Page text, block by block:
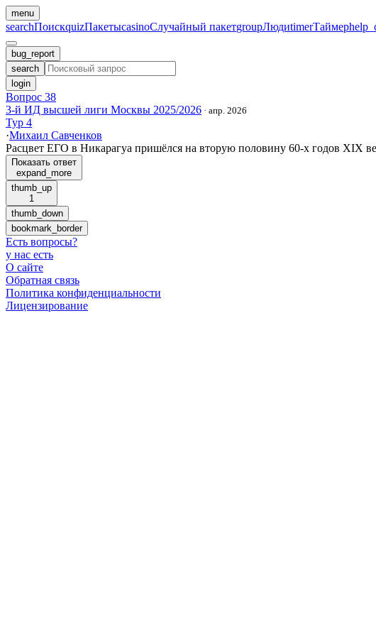
menu
searchПоискquizПакетыcasinoСлучайный пакетgroupЛюдиtimerТаймер
bug_report
search
login
Вопрос 38
3-й ИД высшей лиги Москвы 2025/2026 · апр. 2026
Тур 4
·Михаил Савченков
Расцвет ЕГО в Никарагуа пришёлся на вторую половину 60-х годов XIX
Показать ответ
expand_more
thumb_up
1
thumb_down
bookmark_border
Есть вопросы?
у нас есть
О сайте
Обратная связь
Политика конфиденциальности
Лицензирование